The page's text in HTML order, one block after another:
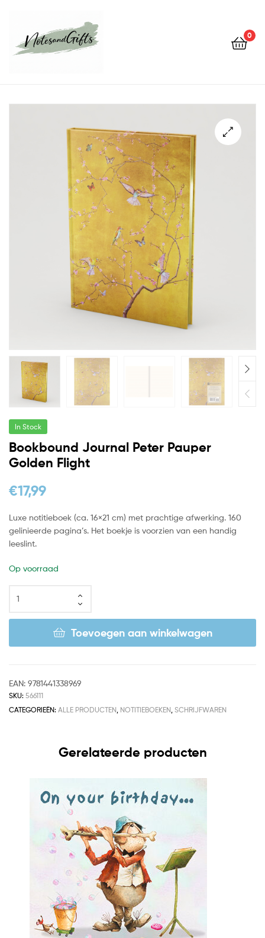
0
In Stock
Bookbound Journal Peter Pauper
Golden Flight
€17,99
Luxe notitieboek (ca. 16×21 cm) met prachtige afwerking. 160
gelinieerde pagina’s. Het boekje is voorzien van een handig
leeslint.
Op voorraad
Toevoegen aan winkelwagen
EAN: 9781441338969
SKU: 566111
CATEGORIEËN: ALLE PRODUCTEN NOTITIEBOEKEN SCHRIJFWAREN
Gerelateerde producten